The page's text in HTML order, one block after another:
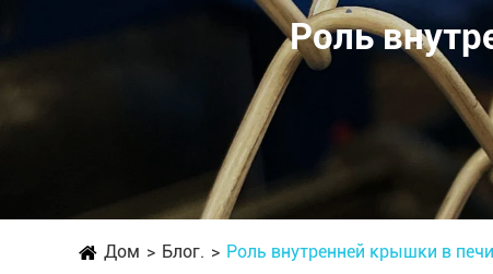
Роль
Дом Блог. Роль внутренней крышки в